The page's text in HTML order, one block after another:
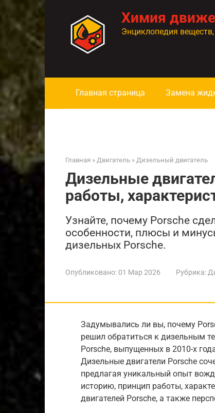
контенту
Химия
Энциклопедия
Главная страница Замена
Главная » Двигатель » Дизельный двигатель
Дизельные
работы,
Узнайте, почему Porsche
особенности, плюсы и
дизельных Porsche.
Опубликовано: 01 Мар 2026 Рубрика:
Задумывались ли вы, почему
решил обратиться к дизельным
Porsche, выпущенных в 2010-х
Дизельные двигатели Porsche
предлагая уникальный опыт
историю, принцип работы,
двигателей Porsche, а также